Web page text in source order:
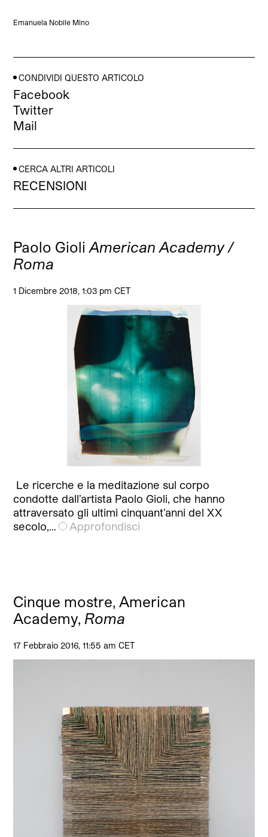
Emanuela Nobile Mino
CONDIVIDI QUESTO ARTICOLO
Facebook
Twitter
Mail
CERCA ALTRI ARTICOLI
RECENSIONI
Paolo GioliAmerican Academy /
Roma
1 Dicembre 2018, 1:03 pm CET
Le ricerche e la meditazione sul corpo
condotte dall’artista Paolo Gioli, che hanno
attraversato gli ultimi cinquant’anni del XX
secolo,…
Approfondisci
Cinque mostre, American
Academy, Roma
17 Febbraio 2016, 11:55 am CET